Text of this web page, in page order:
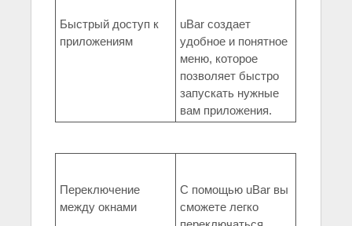
Быстрый доступ к
приложениям
uBar создает
удобное и понятное
меню, которое
позволяет быстро
запускать нужные
вам приложения.
Переключение
между окнами
С помощью uBar вы
сможете легко